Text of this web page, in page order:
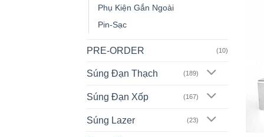
Phụ Kiện Gắn Ngoài
Pin-Sạc
PRE-ORDER (10)
Súng Đạn Thạch (189)
Súng Đạn Xốp (167)
Súng Lazer (23)